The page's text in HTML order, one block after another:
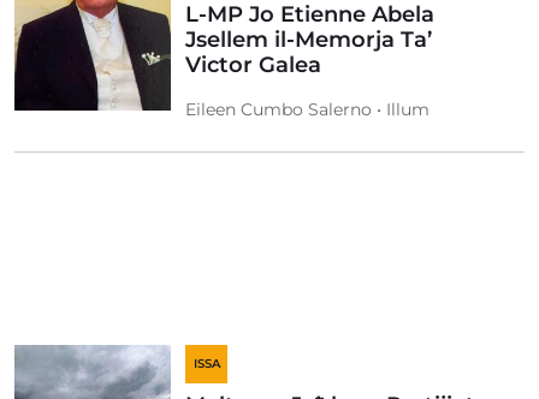
L-MP Jo Etienne Abela
Jsellem il-Memorja Ta’
Victor Galea
Eileen Cumbo Salerno • Illum
ISSA